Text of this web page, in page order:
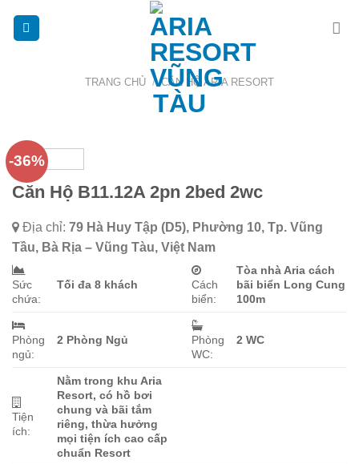
TRANG CHỦ / CĂN HỘ ARIA RESORT
-36%
Căn Hộ B11.12A 2pn 2bed 2wc
Địa chỉ: 79 Hà Huy Tập (D5), Phường 10, Tp. Vũng
Tầu, Bà Rịa – Vũng Tàu, Việt Nam
Sức
chứa:
Tối đa 8 khách
Cách
biển:
Tòa nhà Aria cách
bãi biển Long Cung
100m
Phòng
ngủ:
2 Phòng Ngủ
Phòng
WC:
2 WC
Tiện
ích:
Nằm trong khu Aria
Resort, có hồ bơi
chung và bãi tắm
riêng, thừa hưởng
mọi tiện ích cao cấp
chuẩn Resort